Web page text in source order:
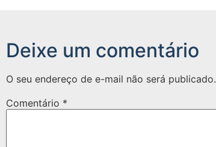
Deixe um comentário
O seu endereço de e-mail não será publicado.
Comentário *